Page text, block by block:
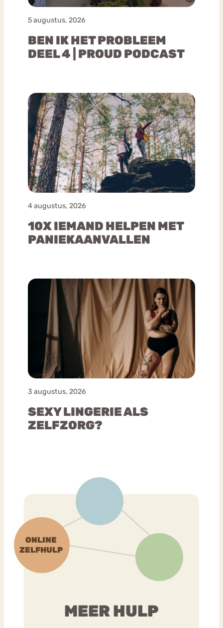
5 augustus, 2026
BEN IK HET PROBLEEM
DEEL 4 | PROUD PODCAST
4 augustus, 2026
10X IEMAND HELPEN MET
PANIEKAANVALLEN
3 augustus, 2026
SEXY LINGERIE ALS
ZELFZORG?
MEER HULP